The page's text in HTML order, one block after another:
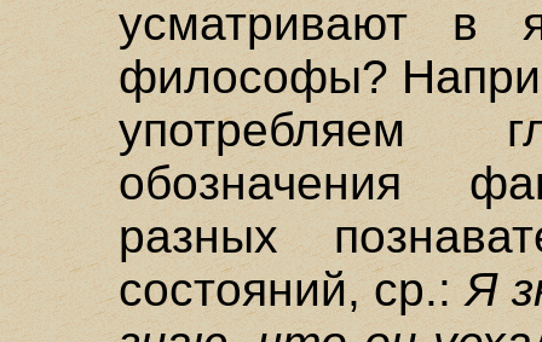
усматривают в
философы?
употребляем
обозначения
разных
состояний, ср.:Я